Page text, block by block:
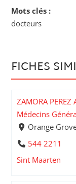
Mots clés :
docteurs
FICHES
ZAMORA PEREZ
Médecins
Orange
544 2211
Sint Maarten